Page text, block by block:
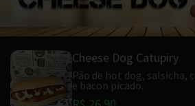
Cheese Dog Catupiry
Pão de hot dog, salsicha,
e bacon picado.